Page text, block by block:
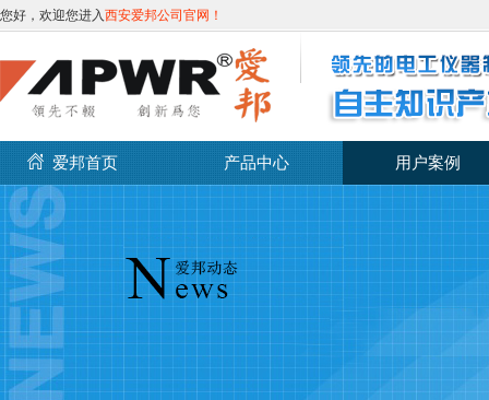
您好，欢迎您进入西安爱邦公司官网！
爱邦首页 产品中心 用户案例